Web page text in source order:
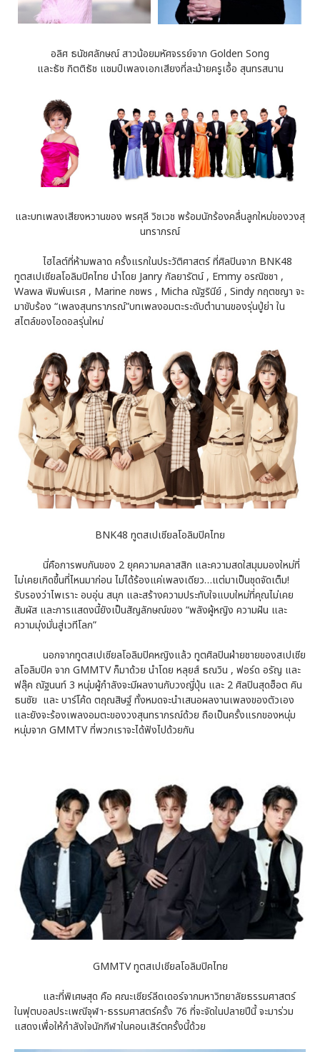
อลิศ ธนัชศลักษณ์ สาวน้อยมหัศจรรย์จาก Golden Song
และธัช กิตติธัช แชมป์เพลงเอกเสียงที่ละม้ายครูเอื้อ สุนทรสนาน
และบทเพลงเสียงหวานของ พรศุลี วิชเวช พร้อมนักร้องคลื่นลูกใหม่ของวงสุ
นทราภรณ์
ไฮไลต์ที่ห้ามพลาด ครั้งแรกในประวัติศาสตร์ ที่ศิลปินจาก BNK48
ทูตสเปเชียลโอลิมปิคไทย นำโดย Janry กัลยารัตน์ , Emmy อรณิชชา ,
Wawa พิมพ์นเรศ , Marine กชพร , Micha ณัฐรินีย์ , Sindy กฤตชญา จะ
มาขับร้อง “เพลงสุนทราภรณ์”บทเพลงอมตะระดับตำนานของรุ่นปู่ย่า ใน
สไตล์ของไอดอลรุ่นใหม่
BNK48 ทูตสเปเชียลโอลิมปิคไทย
นี่คือการพบกันของ 2 ยุคความคลาสสิก และความสดใสมุมมองใหม่ที่
ไม่เคยเกิดขึ้นที่ไหนมาก่อน ไม่ได้ร้องแค่เพลงเดียว…แต่มาเป็นชุดจัดเต็ม!
รับรองว่าไพเราะ อบอุ่น สนุก และสร้างความประทับใจแบบใหม่ที่คุณไม่เคย
สัมผัส และการแสดงนี้ยังเป็นสัญลักษณ์ของ “พลังผู้หญิง ความฝัน และ
ความมุ่งมั่นสู่เวทีโลก”
นอกจากทูตสเปเชียลโอลิมปิคหญิงแล้ว ทูตศิลปินฝ่ายชายของสเปเชีย
ลโอลิมปิค จาก GMMTV ก็มาด้วย นำโดย หลุยส์ ธณวิน , ฟอร์ด อรัญ และ
ฟลุ๊ค ณัฐนนท์ 3 หนุ่มผู้กำลังจะมีผลงานกับวงญี่ปุ่น และ 2 ศิลปินสุดฮ็อต คิน
ธนชัย และ บาร์โค้ด ตฤณสิษฐ์ ทั้งหมดจะนำเสนอผลงานเพลงของตัวเอง
และยังจะร้องเพลงอมตะของวงสุนทราภรณ์ด้วย ถือเป็นครั้งแรกของหนุ่ม
หนุ่มจาก GMMTV ที่พวกเราจะได้ฟังไปด้วยกัน
GMMTV ทูตสเปเชียลโอลิมปิคไทย
และที่พิเศษสุด คือ คณะเชียร์ลีดเดอร์จากมหาวิทยาลัยธรรมศาสตร์
ในฟุตบอลประเพณีจุฬา-ธรรมศาสตร์ครั้ง 76 ที่จะจัดในปลายปีนี้ จะมาร่วม
แสดงเพื่อให้กำลังใจนักกีฬาในคอนเสิร์ตครั้งนี้ด้วย